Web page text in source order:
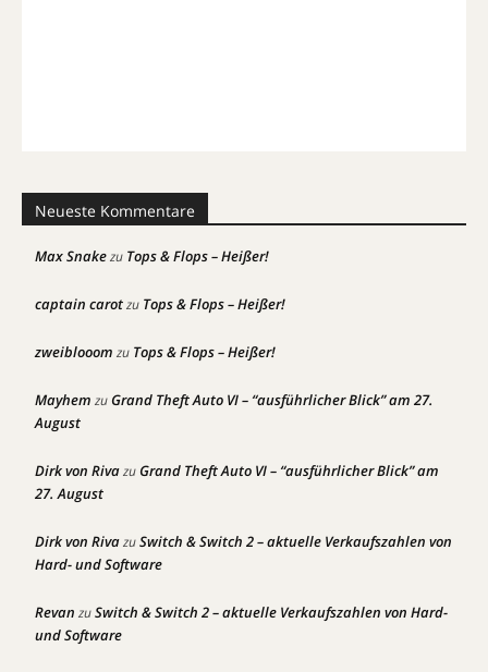
Neueste Kommentare
Max Snakezu Tops & Flops – Heißer!
captain carotzu Tops & Flops – Heißer!
zweiblooom zu Tops & Flops – Heißer!
Mayhem zuGrand Theft Auto VI – “ausführlicher Blick” am 27.
August
Dirk von RivazuGrand Theft Auto VI – “ausführlicher Blick” am
27. August
Dirk von RivazuSwitch & Switch 2 – aktuelle Verkaufszahlen von
Hard- und Software
Revan zuSwitch & Switch 2 – aktuelle Verkaufszahlen von Hard-
und Software